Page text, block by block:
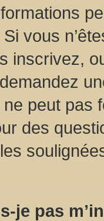
vous
inscrivez,
ne peut
des
je pas